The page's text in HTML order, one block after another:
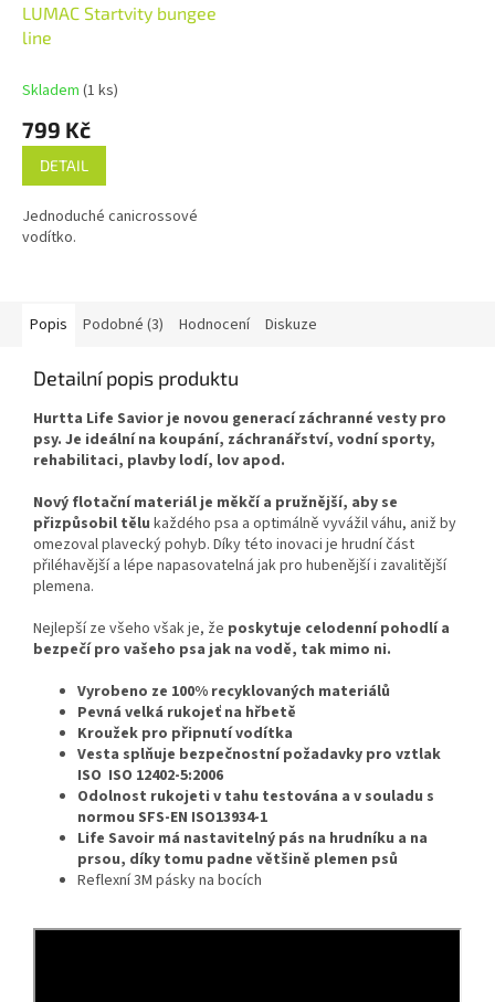
LUMAC Startvity bungee
line
Skladem (1 ks)
799 Kč
DETAIL
Jednoduché canicrossové
vodítko.
Popis Podobné (3) Hodnocení Diskuze
Detailní popis produktu
Hurtta Life Savior je novou generací záchranné vesty pro
psy. Je ideální na koupání, záchranářství, vodní sporty,
rehabilitaci, plavby lodí, lov apod.
Nový flotační materiál je měkčí a pružnější, aby se
přizpůsobil tělu každého psa a optimálně vyvážil váhu, aniž by
omezoval plavecký pohyb. Díky této inovaci je hrudní část
přiléhavější a lépe napasovatelná jak pro hubenější i zavalitější
plemena.
Nejlepší ze všeho však je, že poskytuje celodenní pohodlí a
bezpečí pro vašeho psa jak na vodě, tak mimo ni.
Vyrobeno ze 100% recyklovaných materiálů
Pevná velká rukojeť na hřbetě
Kroužek pro připnutí vodítka
Vesta splňuje bezpečnostní požadavky pro vztlak
ISO ISO 12402-5:2006
Odolnost rukojeti v tahu testována a v souladu s
normou SFS-EN ISO13934-1
Life Savoir má nastavitelný pás na hrudníku a na
prsou, díky tomu padne většině plemen psů
Reflexní 3M pásky na bocích